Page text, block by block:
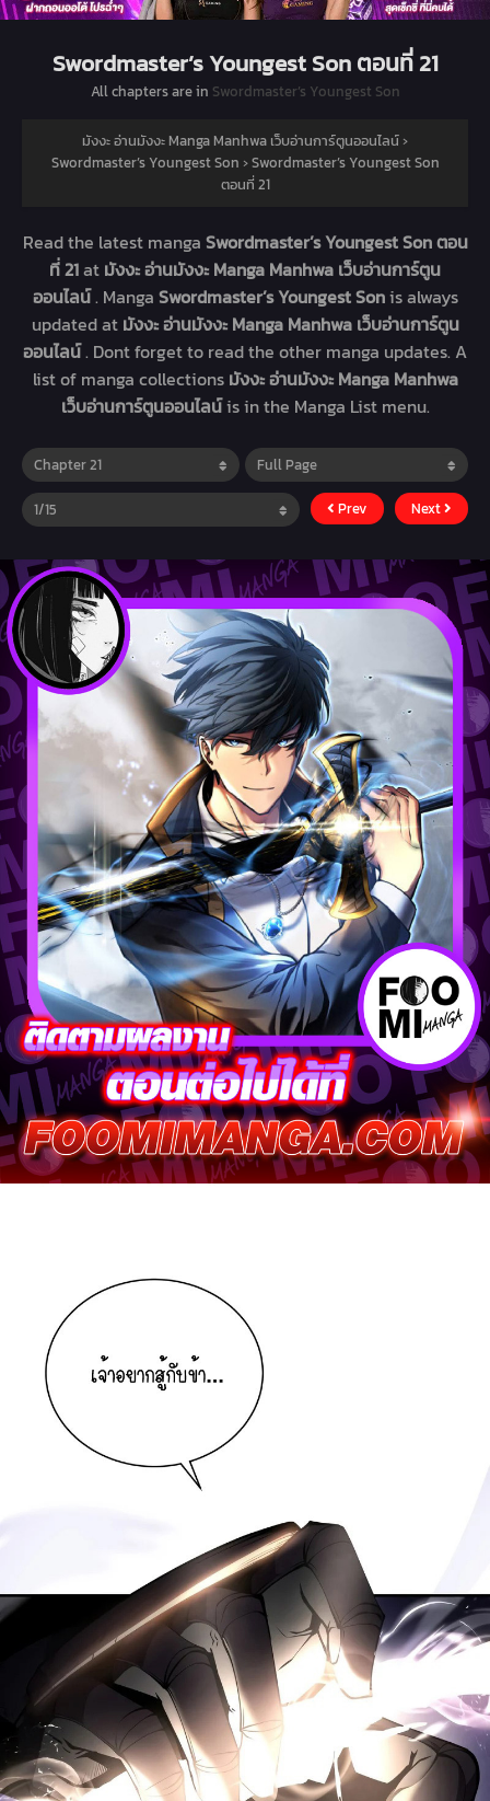
Swordmaster’s Youngest Son ตอนที่ 21
All chapters are in Swordmaster’s Youngest Son
มังงะ อ่านมังงะ Manga Manhwa เว็บอ่านการ์ตูนออนไลน์›
Swordmaster’s Youngest Son ›Swordmaster’s Youngest Son
ตอนที่ 21
Read the latest manga Swordmaster’s Youngest Son ตอน
ที่ 21at มังงะ อ่านมังงะ Manga Manhwa เว็บอ่านการ์ตูน
ออนไลน์. Manga Swordmaster’s Youngest Sonis always
updated at มังงะ อ่านมังงะ Manga Manhwa เว็บอ่านการ์ตูน
ออนไลน์. Dont forget to read the other manga updates. A
list of manga collections มังงะ อ่านมังงะ Manga Manhwa
เว็บอ่านการ์ตูนออนไลน์is in the Manga List menu.
Prev Next